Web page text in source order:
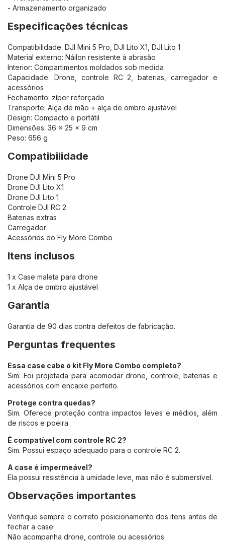
- Armazenamento organizado
Especificações técnicas
Compatibilidade: DJI Mini 5 Pro, DJI Lito X1, DJI Lito 1
Material externo: Náilon resistente à abrasão
Interior: Compartimentos moldados sob medida
Capacidade: Drone, controle RC 2, baterias, carregador e
acessórios
Fechamento: zíper reforçado
Transporte: Alça de mão + alça de ombro ajustável
Design: Compacto e portátil
Dimensões: 36 × 25 × 9 cm
Peso: 656 g
Compatibilidade
Drone DJI Mini 5 Pro
Drone DJI Lito X1
Drone DJI Lito 1
Controle DJI RC 2
Baterias extras
Carregador
Acessórios do Fly More Combo
Itens inclusos
1 x Case maleta para drone
1 x Alça de ombro ajustável
Garantia
Garantia de 90 dias contra defeitos de fabricação.
Perguntas frequentes
Essa case cabe o kit Fly More Combo completo?
Sim. Foi projetada para acomodar drone, controle, baterias e
acessórios com encaixe perfeito.
Protege contra quedas?
Sim. Oferece proteção contra impactos leves e médios, além
de riscos e poeira.
É compatível com controle RC 2?
Sim. Possui espaço adequado para o controle RC 2.
A case é impermeável?
Ela possui resistência à umidade leve, mas não é submersível.
Observações importantes
Verifique sempre o correto posicionamento dos itens antes de
fechar a case
Não acompanha drone, controle ou acessórios